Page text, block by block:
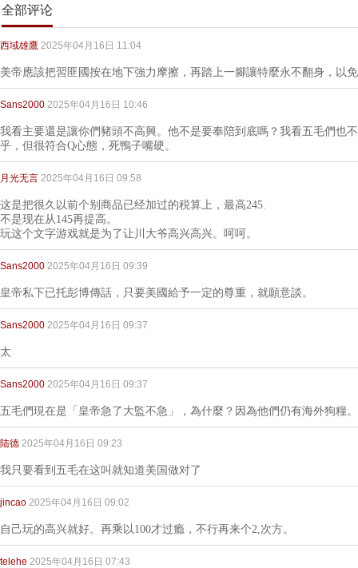
全部评论
西域雄鷹 2025年04月16日 11:04
美帝應該把習匪國按在地下強力摩擦，再踏上一腳讓特麼永不翻身，以
Sans2000 2025年04月16日 10:46
我看主要還是讓你們豬頭不高興。他不是要奉陪到底嗎？我看五毛們也
乎，但很符合Q心態，死鴨子嘴硬。
月光无言 2025年04月16日 09:58
这是把很久以前个别商品已经加过的税算上，最高245.
不是现在从145再提高。
玩这个文字游戏就是为了让川大爷高兴高兴。呵呵。
Sans2000 2025年04月16日 09:39
皇帝私下已托彭博傳話，只要美國給予一定的尊重，就願意談。
Sans2000 2025年04月16日 09:37
太
Sans2000 2025年04月16日 09:37
五毛們現在是「皇帝急了大監不急」，為什麼？因為他們仍有海外狗糧。
陆德 2025年04月16日 09:23
我只要看到五毛在这叫就知道美国做对了
jincao 2025年04月16日 09:02
自己玩的高兴就好。再乘以100才过瘾，不行再来个2,次方。
telehe 2025年04月16日 07:43